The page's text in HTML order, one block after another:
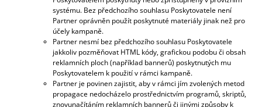
systému. Bez předchozího souhlasu Poskytovatele není
Partner oprávněn použít poskytnuté materiály jinak než pro
účely kampaně.
Partner nesmí bez předchozího souhlasu Poskytovatele
jakkoliv pozměňovat HTML kódy, grafickou podobu či obsah
reklamních ploch (například bannerů) poskytnutých mu
Poskytovatelem k použití v rámci kampaně.
Partner je povinen zajistit, aby v rámci jím zvolených metod
propagace nedocházelo prostřednictvím programů, skriptů,
znovunačítáním reklamních bannerů či jinými způsoby k